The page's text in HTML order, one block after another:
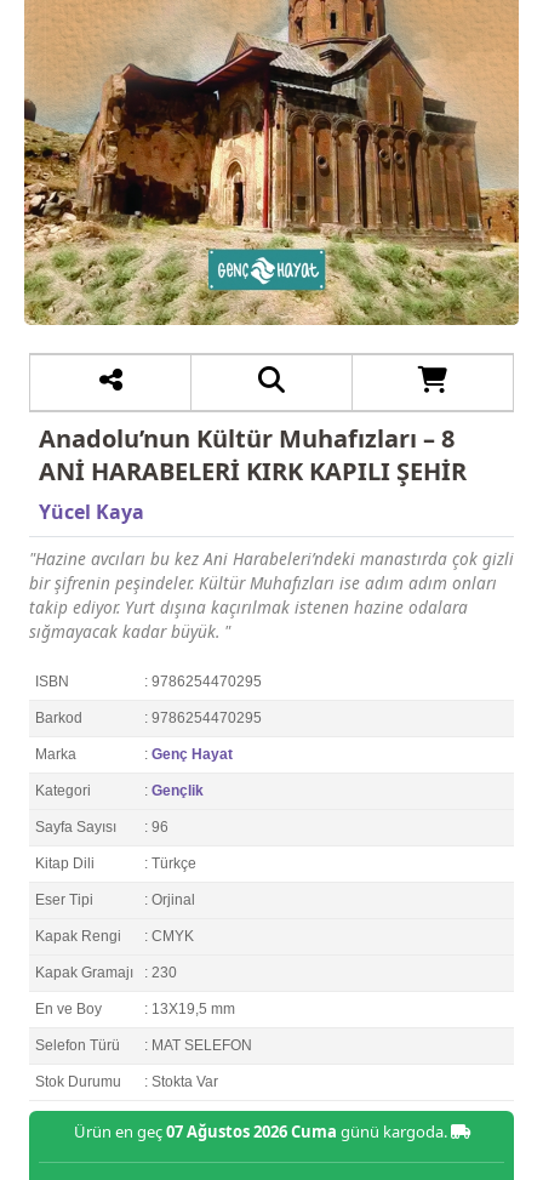
Anadolu’nun Kültür Muhafızları – 8
ANİ HARABELERİ KIRK KAPILI ŞEHİR
Yücel Kaya
"Hazine avcıları bu kez Ani Harabeleri’ndeki manastırda çok gizli
bir şifrenin peşindeler. Kültür Muhafızları ise adım adım onları
takip ediyor. Yurt dışına kaçırılmak istenen hazine odalara
sığmayacak kadar büyük. "
ISBN : 9786254470295
Barkod : 9786254470295
Marka : Genç Hayat
Kategori : Gençlik
Sayfa Sayısı : 96
Kitap Dili : Türkçe
Eser Tipi : Orjinal
Kapak Rengi : CMYK
Kapak Gramajı : 230
En ve Boy : 13X19,5 mm
Selefon Türü : MAT SELEFON
Stok Durumu : Stokta Var
Ürün en geç07 Ağustos 2026 Cuma günü kargoda.